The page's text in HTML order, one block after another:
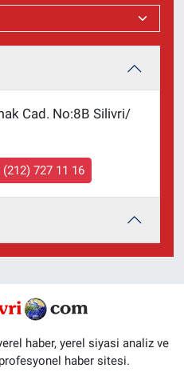
Cad. No:8B Silivri/
(212) 727 11 16
haber, yerel siyasi analiz ve
haber sitesi.